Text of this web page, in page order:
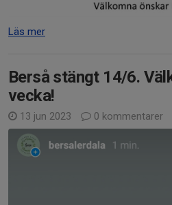
Läs mer
Berså stängt 14/6.
vecka!
13 jun 2023 0 kommentarer